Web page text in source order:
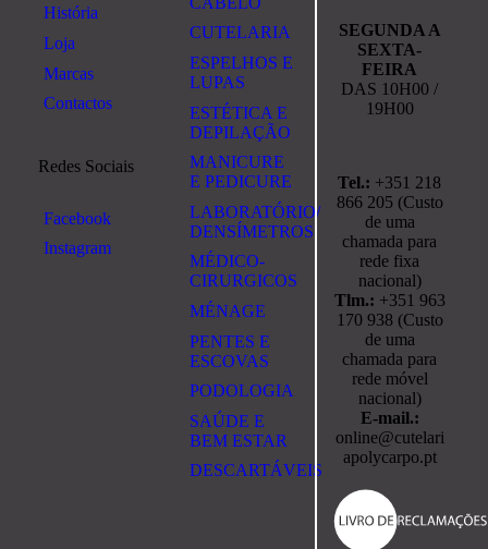
História
Loja
Marcas
Contactos
Redes Sociais
Facebook
Instagram
CUTELARIA
ESPELHOS E
LUPAS
ESTÉTICA E
DEPILAÇÃO
MANICURE
E PEDICURE
LABORATÓRIO/
DENSÍMETROS
MÉDICO-
CIRURGICOS
MÉNAGE
PENTES E
ESCOVAS
PODOLOGIA
SAÚDE E
BEM ESTAR
DESCARTÁVEIS
SEGUNDA A
SEXTA-
FEIRA
DAS 10H00 /
19H00
Tel.: +351 218
866 205 (Custo
de uma
chamada para
rede fixa
nacional)
Tlm.: +351 963
170 938 (Custo
de uma
chamada para
rede móvel
nacional)
E-mail.:
online@cutelari
apolycarpo.pt